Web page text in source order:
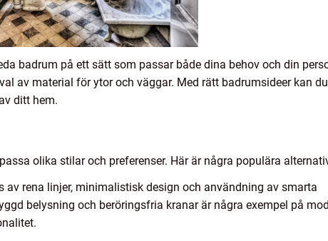
badrum på ett sätt som passar både dina behov och din
av material för ytor och väggar. Med rätt badrumsideer kan
ditt hem.
olika stilar och preferenser. Här är några populära
rena linjer, minimalistisk design och användning av smarta
belysning och beröringsfria kranar är några exempel på